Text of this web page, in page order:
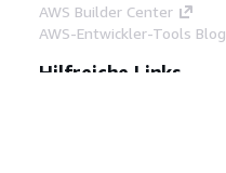
AWS Builder Center
AWS-Entwickler-Tools Blog
Hilfreiche Links